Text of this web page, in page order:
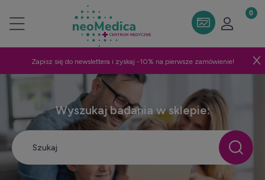
Zapisz się do newslettera i zyskaj -10% na pierwsze zamówienie!
Wyszukaj badania w sklepie: